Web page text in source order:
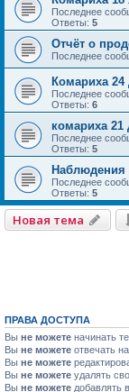
Последнее
Ответы: 5
Отчёт о
Последнее
Комариха 24
Последнее
Ответы: 6
комариха 21
Последнее
Ответы: 5
Наблюдения
Последнее
Ответы: 5
Новая тема
ПРАВА ДОСТУПА
Вы не можете начинать
Вы не можете отвечать
Вы не можете
Вы не можете удалять
Вы не можете добавлять